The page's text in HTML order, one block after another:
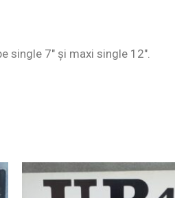
single 7″ și maxi single 12″.